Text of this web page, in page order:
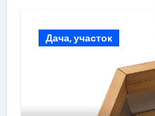
Дача, участок